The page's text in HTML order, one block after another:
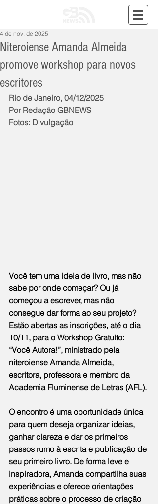
Niteroiense Amanda Almeida
promove workshop para novos
escritores
4 de nov. de 2025
Rio de Janeiro, 04/12/2025
Por Redação GBNEWS
Fotos: Divulgação
Você tem uma ideia de livro, mas não
sabe por onde começar? Ou já
começou a escrever, mas não
consegue dar forma ao seu projeto?
Estão abertas as inscrições, até o dia
10/11, para o Workshop Gratuito:
“Você Autora!”, ministrado pela
niteroiense Amanda Almeida,
escritora, professora e membro da
Academia Fluminense de Letras (AFL).
O encontro é uma oportunidade única
para quem deseja organizar ideias,
ganhar clareza e dar os primeiros
passos rumo à escrita e publicação de
seu primeiro livro. De forma leve e
inspiradora, Amanda compartilha suas
experiências e oferece orientações
práticas sobre o processo de criação